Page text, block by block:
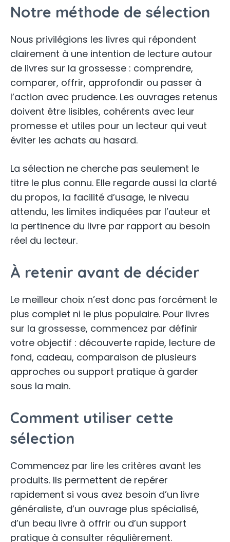
Notre méthode de sélection
Nous privilégions les livres qui répondent
clairement à une intention de lecture autour
de livres sur la grossesse : comprendre,
comparer, offrir, approfondir ou passer à
l’action avec prudence. Les ouvrages retenus
doivent être lisibles, cohérents avec leur
promesse et utiles pour un lecteur qui veut
éviter les achats au hasard.
La sélection ne cherche pas seulement le
titre le plus connu. Elle regarde aussi la clarté
du propos, la facilité d’usage, le niveau
attendu, les limites indiquées par l’auteur et
la pertinence du livre par rapport au besoin
réel du lecteur.
À retenir avant de décider
Le meilleur choix n’est donc pas forcément le
plus complet ni le plus populaire. Pour livres
sur la grossesse, commencez par définir
votre objectif : découverte rapide, lecture de
fond, cadeau, comparaison de plusieurs
approches ou support pratique à garder
sous la main.
Comment utiliser cette
sélection
Commencez par lire les critères avant les
produits. Ils permettent de repérer
rapidement si vous avez besoin d’un livre
généraliste, d’un ouvrage plus spécialisé,
d’un beau livre à offrir ou d’un support
pratique à consulter régulièrement.